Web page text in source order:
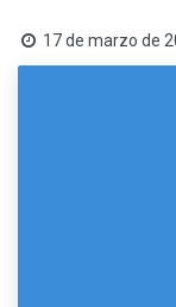
17 de marzo de